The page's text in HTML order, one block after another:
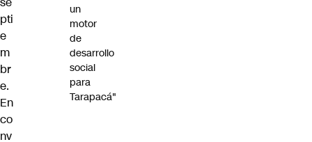
pti
e
m
br
e.
En
co
nv
un
motor
de
desarrollo
social
para
Tarapacá"